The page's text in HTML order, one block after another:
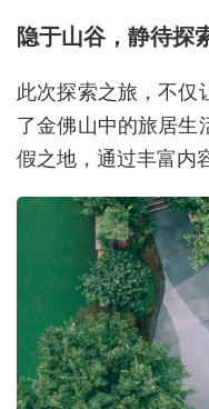
隐于山谷，静待探
此次探索之旅，不仅
了金佛山中的旅居生
假之地，通过丰富内